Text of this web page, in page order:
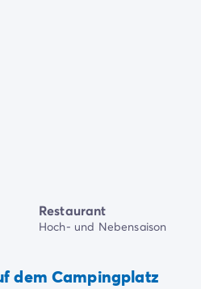
Restaurant
Hoch- und Nebensaison
dem Campingplatz